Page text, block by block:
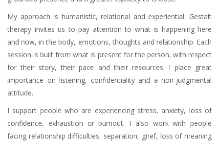
My approach is humanistic, relational and experiential. Gestalt
therapy invites us to pay attention to what is happening here
and now, in the body, emotions, thoughts and relationship. Each
session is built from what is present for the person, with respect
for their story, their pace and their resources. I place great
importance on listening, confidentiality and a non-judgmental
attitude.
I support people who are experiencing stress, anxiety, loss of
confidence, exhaustion or burnout. I also work with people
facing relationship difficulties, separation, grief, loss of meaning